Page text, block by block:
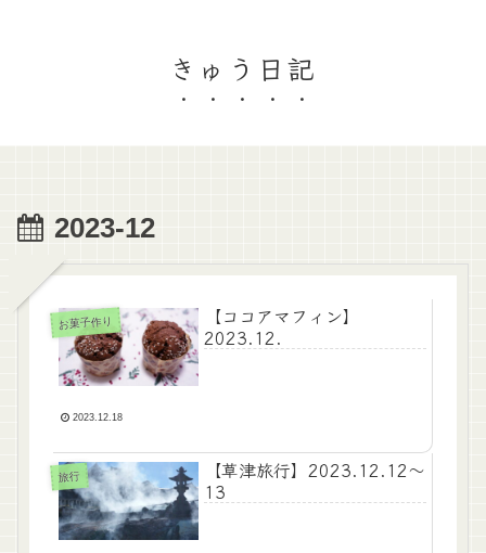
きゅう日記
2023-12
お菓子作り
【ココアマフィン】
2023.12.
2023.12.18
旅行
【草津旅行】2023.12.12～
13